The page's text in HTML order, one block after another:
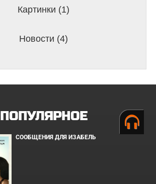
Картинки (1)
Новости (4)
ПОПУЛЯРНОЕ
СООБЩЕНИЯ ДЛЯ ИЗАБЕЛЬ